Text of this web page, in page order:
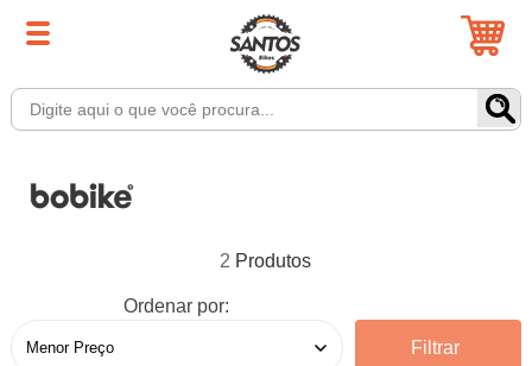
2
Ordenar por:
Filtrar